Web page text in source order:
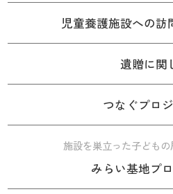
児童養護施設への訪
遺贈に関
つなぐプロ
施設を巣立った子ども
みらい基地プ